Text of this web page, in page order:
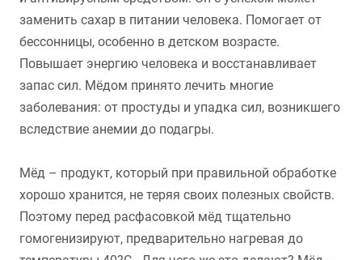
заменить сахар в питании человека. Помогает от
бессонницы, особенно в детском возрасте.
Повышает энергию человека и восстанавливает
запас сил. Мёдом принято лечить многие
заболевания: от простуды и упадка сил, возникшего
вследствие анемии до подагры.
Мёд – продукт, который при правильной обработке
хорошо хранится, не теряя своих полезных свойств.
Поэтому перед расфасовкой мёд тщательно
гомогенизируют, предварительно нагревая до